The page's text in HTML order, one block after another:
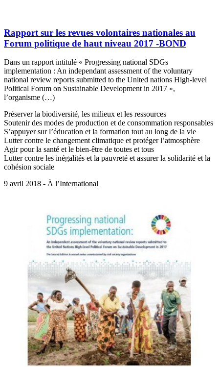
Rapport sur les revues volontaires nationales au
Forum politique de haut niveau 2017 -BOND
Dans un rapport intitulé « Progressing national SDGs
implementation : An independant assessment of the voluntary
national review reports submitted to the United nations High-level
Political Forum on Sustainable Development in 2017 »,
l’organisme (…)
Préserver la biodiversité, les milieux et les ressources
Soutenir des modes de production et de consommation responsables
S’appuyer sur l’éducation et la formation tout au long de la vie
Lutter contre le changement climatique et protéger l’atmosphère
Agir pour la santé et le bien-être de toutes et tous
Lutter contre les inégalités et la pauvreté et assurer la solidarité et la
cohésion sociale
9 avril 2018 - À l’International